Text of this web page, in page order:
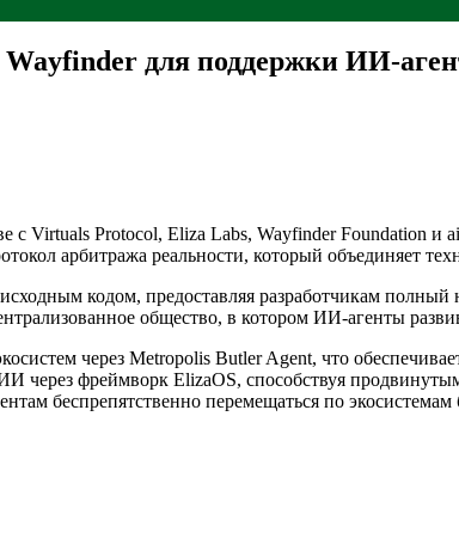
для поддержки ИИ-
с Virtuals Protocol, Eliza Labs, Wayfinder Foundation
арбитража реальности, который объединяет
кодом, предоставляя разработчикам
общество, в котором ИИ-агенты
через Metropolis Butler Agent, что
через фреймворк ElizaOS, способствуя
беспрепятственно перемещаться по экосистемам